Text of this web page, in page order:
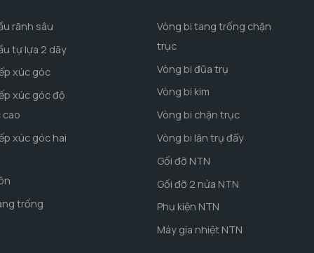
rãnh sâu
tự lựa 2 dãy
xúc góc
xúc góc độ
cao
xúc góc hai
trống
Vòng bi tang trống chặn
trục
Vòng bi đũa trụ
Vòng bi kim
Vòng bi chặn trục
Vòng bi lăn trụ đẩy
Gối đỡ NTN
Gối đỡ 2 nửa NTN
Phụ kiện NTN
Máy gia nhiệt NTN